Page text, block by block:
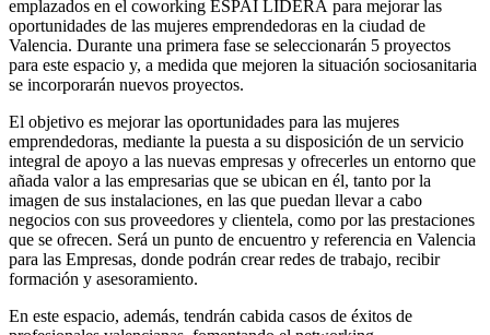
emplazados en el coworking ESPAI LIDERA para mejorar las
oportunidades de las mujeres emprendedoras en la ciudad de
Valencia. Durante una primera fase se seleccionarán 5 proyectos
para este espacio y, a medida que mejoren la situación sociosanitaria
se incorporarán nuevos proyectos.
El objetivo es mejorar las oportunidades para las mujeres
emprendedoras, mediante la puesta a su disposición de un servicio
integral de apoyo a las nuevas empresas y ofrecerles un entorno que
añada valor a las empresarias que se ubican en él, tanto por la
imagen de sus instalaciones, en las que puedan llevar a cabo
negocios con sus proveedores y clientela, como por las prestaciones
que se ofrecen. Será un punto de encuentro y referencia en Valencia
para las Empresas, donde podrán crear redes de trabajo, recibir
formación y asesoramiento.
En este espacio, además, tendrán cabida casos de éxitos de